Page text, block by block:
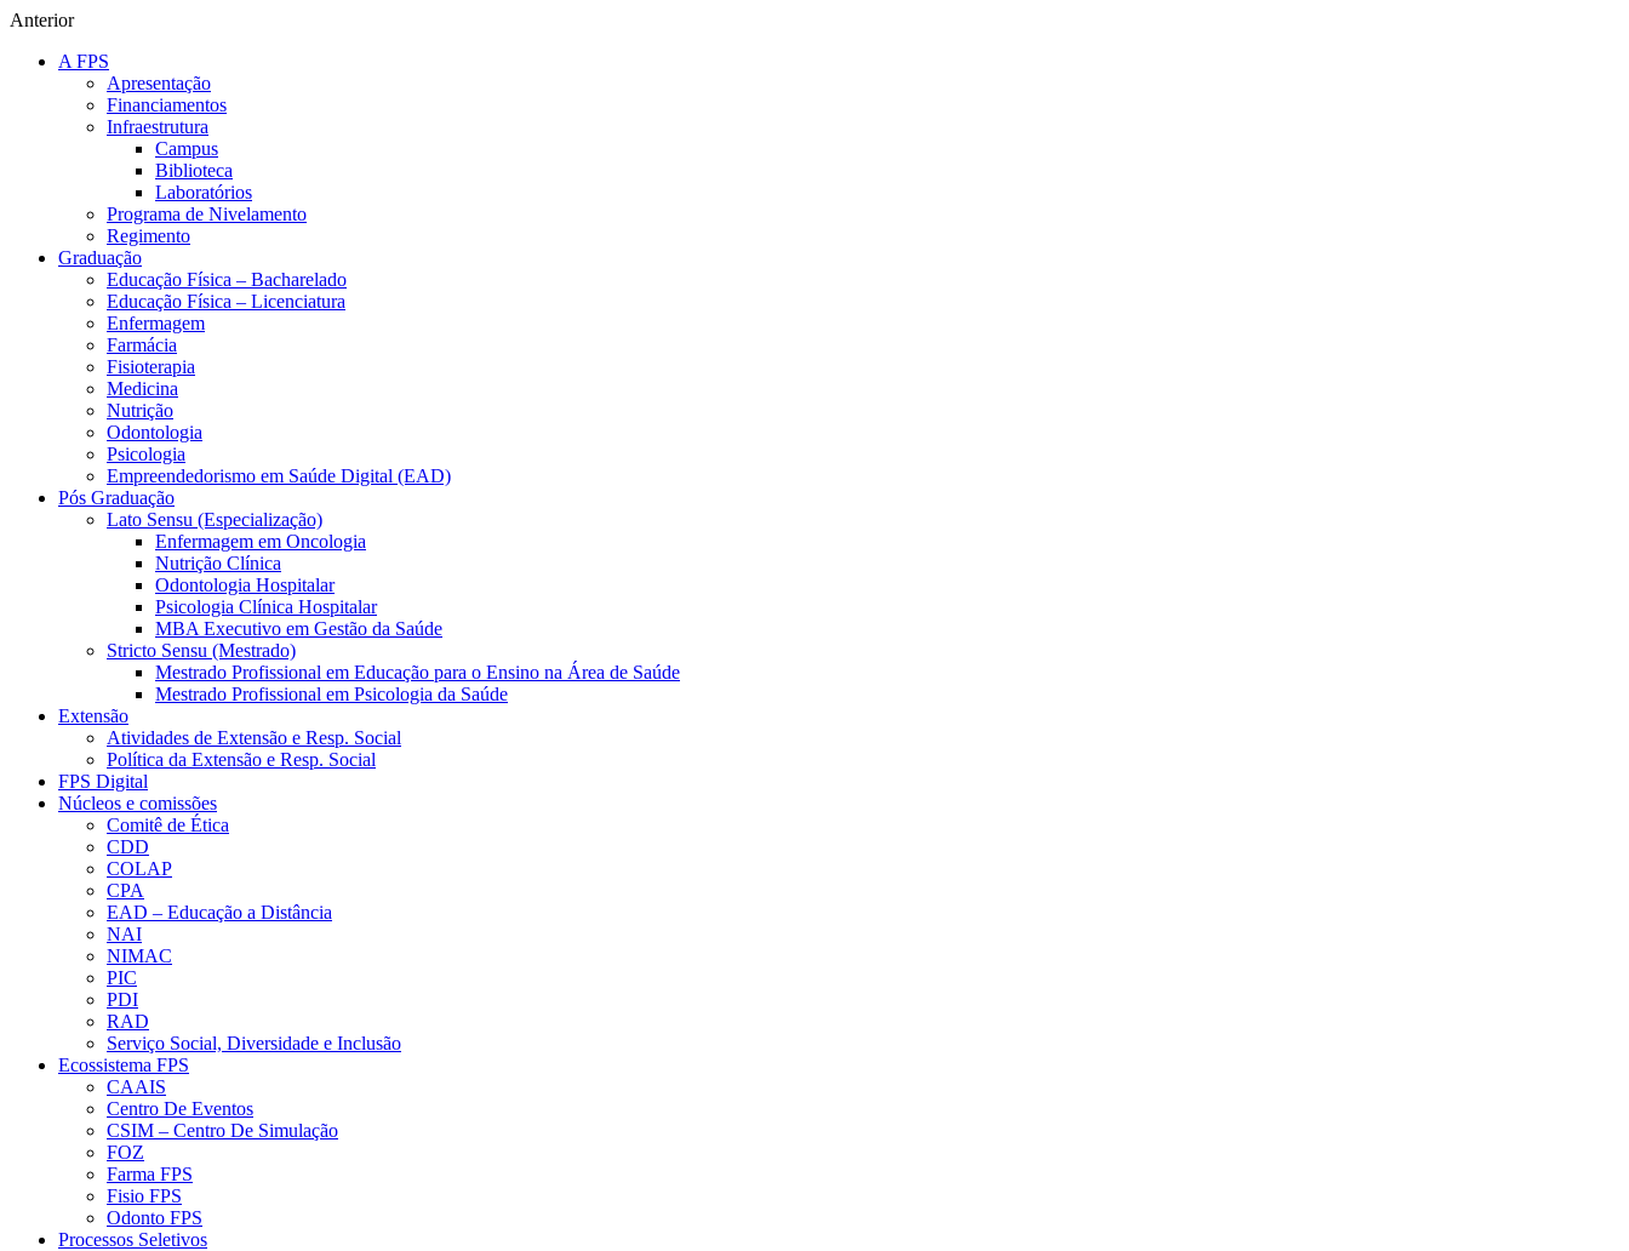
Anterior
A FPS
Apresentação
Financiamentos
Infraestrutura
Campus
Biblioteca
Laboratórios
Programa de Nivelamento
Regimento
Graduação
Educação Física – Bacharelado
Educação Física – Licenciatura
Enfermagem
Farmácia
Fisioterapia
Medicina
Nutrição
Odontologia
Psicologia
Empreendedorismo em Saúde Digital (EAD)
Pós Graduação
Lato Sensu (Especialização)
Enfermagem em Oncologia
Nutrição Clínica
Odontologia Hospitalar
Psicologia Clínica Hospitalar
MBA Executivo em Gestão da Saúde
Stricto Sensu (Mestrado)
Mestrado Profissional em Educação para o Ensino na Área de Saúde
Mestrado Profissional em Psicologia da Saúde
Extensão
Atividades de Extensão e Resp. Social
Política da Extensão e Resp. Social
FPS Digital
Núcleos e comissões
Comitê de Ética
CDD
COLAP
CPA
EAD – Educação a Distância
NAI
NIMAC
PIC
PDI
RAD
Serviço Social, Diversidade e Inclusão
Ecossistema FPS
CAAIS
Centro De Eventos
CSIM – Centro De Simulação
FOZ
Farma FPS
Fisio FPS
Odonto FPS
Processos Seletivos